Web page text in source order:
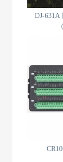
DJ-631A